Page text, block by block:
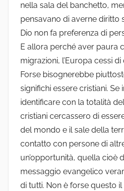
nella sala del banchetto,
pensavano di averne diritto
Dio non fa preferenza di
E allora perché aver paura
migrazioni, l’Europa cessi
Forse bisognerebbe
significhi essere cristiani. Se
identificare con la totalità
cristiani cercassero di
del mondo e il sale della
contatto con persone di
un’opportunità, quella cioè
messaggio evangelico
di tutti. Non è forse questo